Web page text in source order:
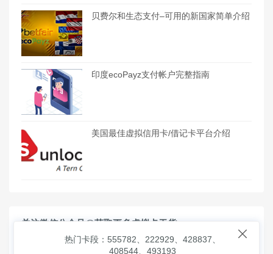
贝费尔和生态支付–可用的新国家简单介绍
印度ecoPayz支付帐户完整指南
美国最佳虚拟信用卡/借记卡平台介绍
关注微信公众号@获取更多虚拟卡干货

热门卡段：555782、222929、428837、
408544、493193